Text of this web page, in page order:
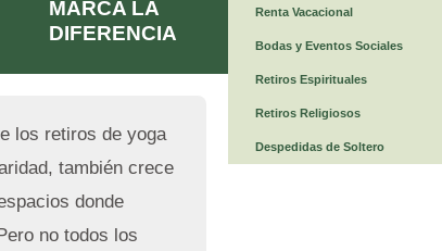
MARCA LA
DIFERENCIA
los retiros de yoga
también crece
donde
no todos los
Renta Vacacional
Bodas y Eventos Sociales
Retiros Espirituales
Retiros Religiosos
Despedidas de Soltero